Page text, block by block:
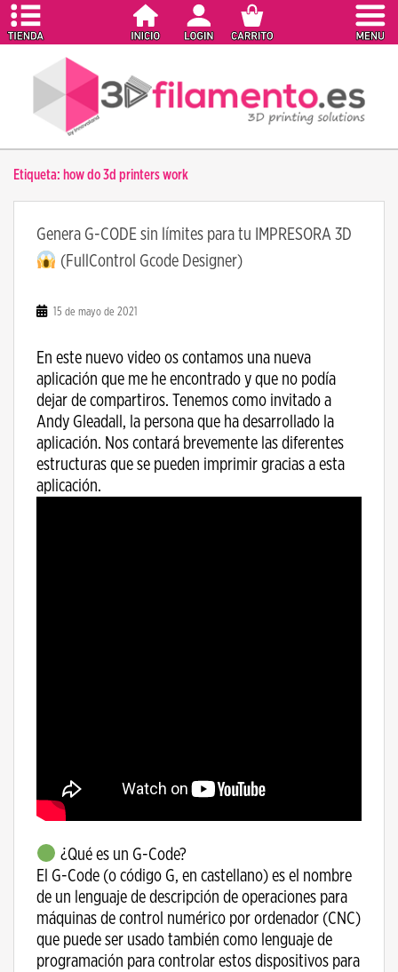
Etiqueta: how do 3d printers work
Genera G-CODE sin límites para tu IMPRESORA 3D
(FullControl Gcode Designer)
15 de mayo de 2021
En este nuevo video os contamos una nueva
aplicación que me he encontrado y que no podía
dejar de compartiros. Tenemos como invitado a
Andy Gleadall, la persona que ha desarrollado la
aplicación. Nos contará brevemente las diferentes
estructuras que se pueden imprimir gracias a esta
aplicación.
¿Qué es un G-Code?
El G-Code (o código G, en castellano) es el nombre
de un lenguaje de descripción de operaciones para
máquinas de control numérico por ordenador (CNC)
que puede ser usado también como lenguaje de
programación para controlar estos dispositivos para